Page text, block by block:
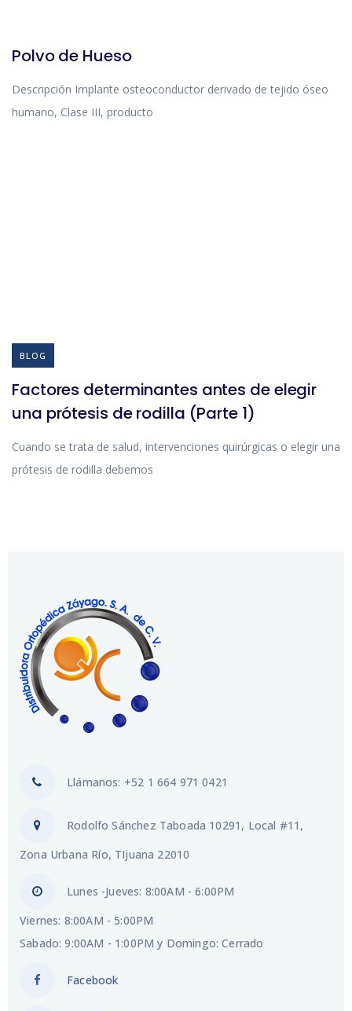
Polvo de Hueso
Descripción Implante osteoconductor derivado de tejido óseo
humano, Clase III, producto
BLOG
Factores determinantes antes de elegir
una prótesis de rodilla (Parte 1)
Cuando se trata de salud, intervenciones quirúrgicas o elegir una
prótesis de rodilla debemos
Llámanos: +52 1 664 971 0421
Rodolfo Sánchez Taboada 10291, Local #11,
Zona Urbana Río, TIjuana 22010
Lunes -Jueves: 8:00AM - 6:00PM
Viernes: 8:00AM - 5:00PM
Sabado: 9:00AM - 1:00PM y Domingo: Cerrado
Facebook